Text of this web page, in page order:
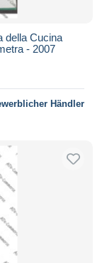
della Cucina
- 2007
Händler